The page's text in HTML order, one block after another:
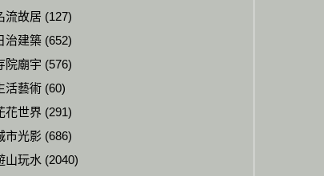
流故居 (127)
治建築 (652)
院廟宇 (576)
活藝術 (60)
花世界 (291)
市光影 (686)
山玩水 (2040)